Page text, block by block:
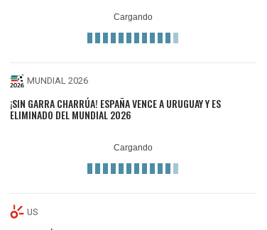
MUNDIAL 2026
¡SIN GARRA CHARRÚA! ESPAÑA VENCE A URUGUAY Y ES
ELIMINADO DEL MUNDIAL 2026
US